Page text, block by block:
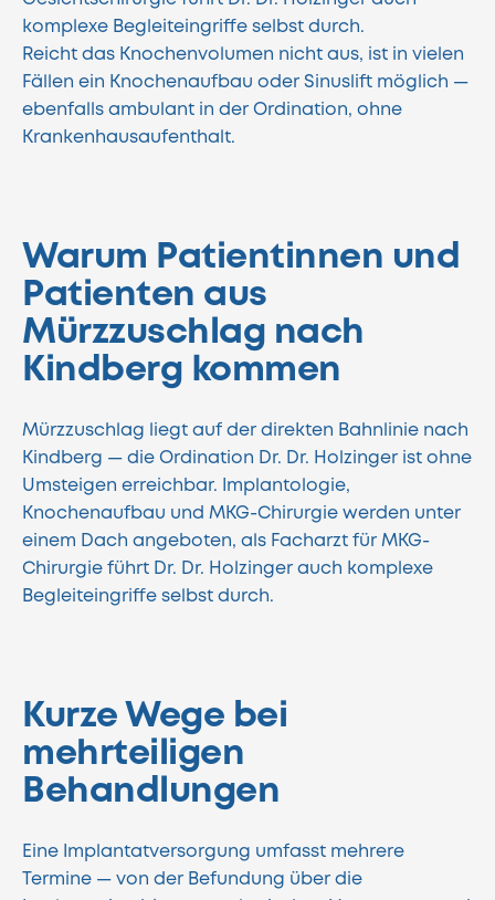
komplexe Begleiteingriffe selbst durch.
Reicht das Knochenvolumen nicht aus, ist in vielen
Fällen ein Knochenaufbau oder Sinuslift möglich —
ebenfalls ambulant in der Ordination, ohne
Krankenhausaufenthalt.
Warum Patientinnen und
Patienten aus
Mürzzuschlag nach
Kindberg kommen
Mürzzuschlag liegt auf der direkten Bahnlinie nach
Kindberg — die Ordination Dr. Dr. Holzinger ist ohne
Umsteigen erreichbar. Implantologie,
Knochenaufbau und MKG-Chirurgie werden unter
einem Dach angeboten, als Facharzt für MKG-
Chirurgie führt Dr. Dr. Holzinger auch komplexe
Begleiteingriffe selbst durch.
Kurze Wege bei
mehrteiligen
Behandlungen
Eine Implantatversorgung umfasst mehrere
Termine — von der Befundung über die